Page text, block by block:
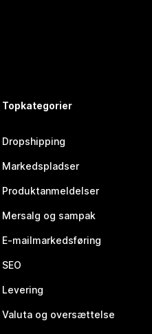
Topkategorier
Dropshipping
Markedspladser
Produktanmeldelser
Mersalg og sampak
E-mailmarkedsføring
SEO
Levering
Valuta og oversættelse